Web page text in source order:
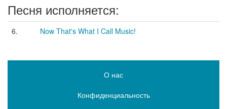
Песня исполняется:
6. Now That's What I Call Music!
О нас
Конфиденциальность